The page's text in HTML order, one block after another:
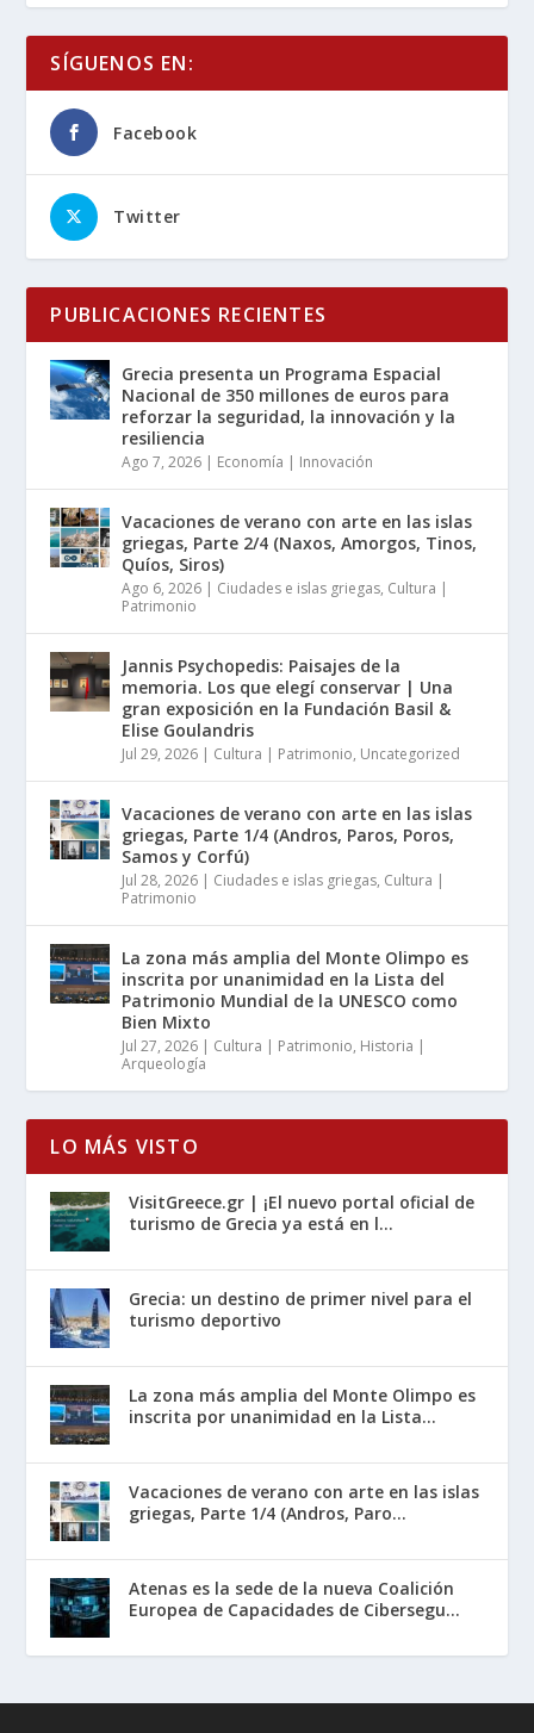
SÍGUENOS EN:
Facebook
Twitter
PUBLICACIONES RECIENTES
Grecia presenta un Programa Espacial
Nacional de 350 millones de euros para
reforzar la seguridad, la innovación y la
resiliencia
Ago 7, 2026 | Economía | Innovación
Vacaciones de verano con arte en las islas
griegas, Parte 2/4 (Naxos, Amorgos, Tinos,
Quíos, Siros)
Ago 6, 2026 | Ciudades e islas griegas, Cultura |
Patrimonio
Jannis Psychopedis: Paisajes de la
memoria. Los que elegí conservar | Una
gran exposición en la Fundación Basil &
Elise Goulandris
Jul 29, 2026 | Cultura | Patrimonio, Uncategorized
Vacaciones de verano con arte en las islas
griegas, Parte 1/4 (Andros, Paros, Poros,
Samos y Corfú)
Jul 28, 2026 | Ciudades e islas griegas, Cultura |
Patrimonio
La zona más amplia del Monte Olimpo es
inscrita por unanimidad en la Lista del
Patrimonio Mundial de la UNESCO como
Bien Mixto
Jul 27, 2026 | Cultura | Patrimonio, Historia |
Arqueología
LO MÁS VISTO
VisitGreece.gr | ¡El nuevo portal oficial de
turismo de Grecia ya está en l...
Grecia: un destino de primer nivel para el
turismo deportivo
La zona más amplia del Monte Olimpo es
inscrita por unanimidad en la Lista...
Vacaciones de verano con arte en las islas
griegas, Parte 1/4 (Andros, Paro...
Atenas es la sede de la nueva Coalición
Europea de Capacidades de Cibersegu...